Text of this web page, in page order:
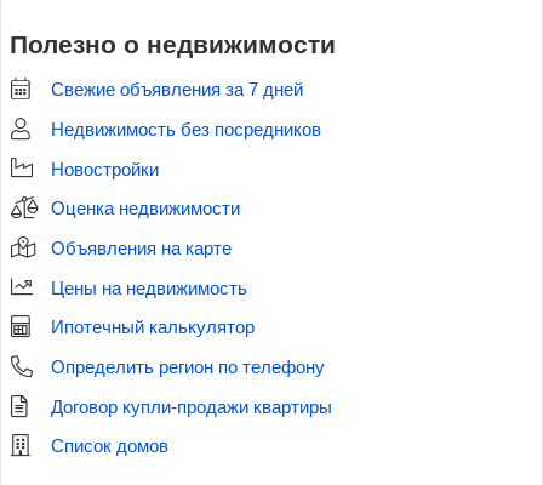
Полезно о недвижимости
Свежие объявления за 7 дней
Недвижимость без посредников
Новостройки
Оценка недвижимости
Объявления на карте
Цены на недвижимость
Ипотечный калькулятор
Определить регион по телефону
Договор купли-продажи квартиры
Список домов